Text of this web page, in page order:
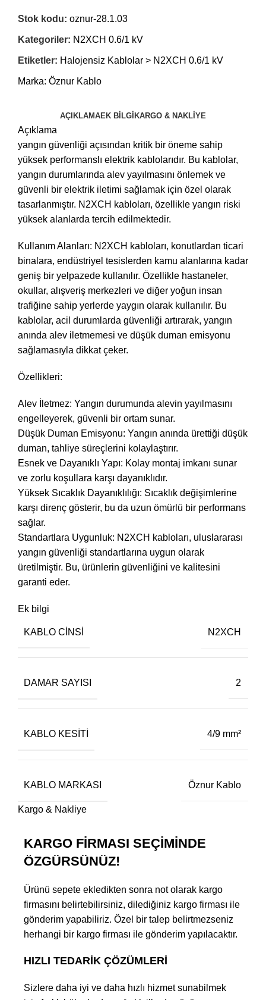
Stok kodu: oznur-28.1.03
Kategoriler: N2XCH 0.6/1 kV
Etiketler: Halojensiz Kablolar > N2XCH 0.6/1 kV
Marka: Öznur Kablo
AÇIKLAMAEK BILGIKARGO & NAKLIYE
Açıklama
yangın güvenliği açısından kritik bir öneme sahip
yüksek performanslı elektrik kablolarıdır. Bu kablolar,
yangın durumlarında alev yayılmasını önlemek ve
güvenli bir elektrik iletimi sağlamak için özel olarak
tasarlanmıştır. N2XCH kabloları, özellikle yangın riski
yüksek alanlarda tercih edilmektedir.
Kullanım Alanları: N2XCH kabloları, konutlardan ticari
binalara, endüstriyel tesislerden kamu alanlarına kadar
geniş bir yelpazede kullanılır. Özellikle hastaneler,
okullar, alışveriş merkezleri ve diğer yoğun insan
trafiğine sahip yerlerde yaygın olarak kullanılır. Bu
kablolar, acil durumlarda güvenliği artırarak, yangın
anında alev iletmemesi ve düşük duman emisyonu
sağlamasıyla dikkat çeker.
Özellikleri:
Alev İletmez: Yangın durumunda alevin yayılmasını
engelleyerek, güvenli bir ortam sunar.
Düşük Duman Emisyonu: Yangın anında ürettiği düşük
duman, tahliye süreçlerini kolaylaştırır.
Esnek ve Dayanıklı Yapı: Kolay montaj imkanı sunar
ve zorlu koşullara karşı dayanıklıdır.
Yüksek Sıcaklık Dayanıklılığı: Sıcaklık değişimlerine
karşı direnç gösterir, bu da uzun ömürlü bir performans
sağlar.
Standartlara Uygunluk: N2XCH kabloları, uluslararası
yangın güvenliği standartlarına uygun olarak
üretilmiştir. Bu, ürünlerin güvenliğini ve kalitesini
garanti eder.
Ek bilgi
KABLO CINSI N2XCH
DAMAR SAYISI 2
KABLO KESITI 4/9 mm²
KABLO MARKASI Öznur Kablo
Kargo & Nakliye
KARGO FİRMASI SEÇİMİNDE
ÖZGÜRSÜNÜZ!
Ürünü sepete ekledikten sonra not olarak kargo
firmasını belirtebilirsiniz, dilediğiniz kargo firması ile
gönderim yapabiliriz. Özel bir talep belirtmezseniz
herhangi bir kargo firması ile gönderim yapılacaktır.
HIZLI TEDARİK ÇÖZÜMLERİ
Sizlere daha iyi ve daha hızlı hizmet sunabilmek